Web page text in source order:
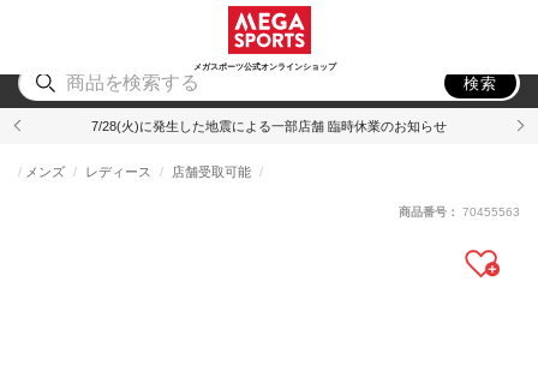
メガスポーツ公式オンラインショップ
アウトドア
検索
7/28(火)に発生した地震による一部店舗 臨時休業のお知らせ
メンズ レディース 店舗受取可能
商品番号： 70455563